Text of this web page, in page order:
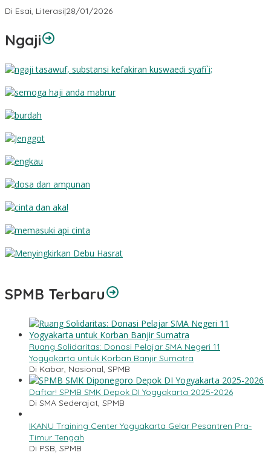
Di Esai, Literasi|28/01/2026
Ngaji
SPMB Terbaru
Ruang Solidaritas: Donasi Pelajar SMA Negeri 11
Yogyakarta untuk Korban Banjir Sumatra
Di Kabar, Nasional, SPMB
Daftar! SPMB SMK Depok DI Yogyakarta 2025-2026
Di SMA Sederajat, SPMB
IKANU Training Center Yogyakarta Gelar Pesantren Pra-
Timur Tengah
Di PSB, SPMB